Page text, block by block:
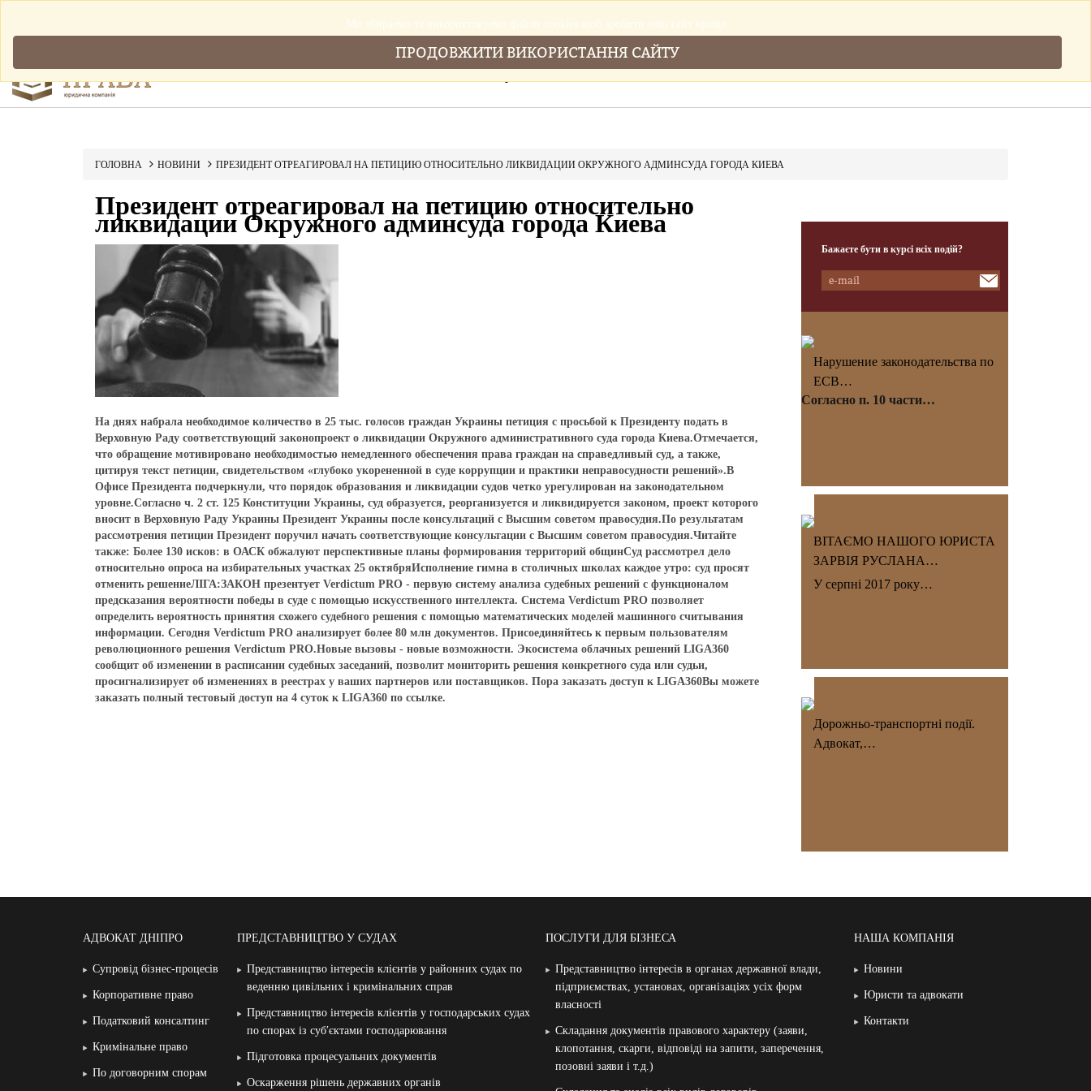
Головна Послуги Новини Cтатті Клієнти Наша Команда Контакти
ГОЛОВНА НОВИНИ ПРЕЗИДЕНТ ОТРЕАГИРОВАЛ НА ПЕТИЦИЮ ОТНОСИТЕЛЬНО ЛИКВИДАЦИИ ОКРУЖНОГО АДМИНСУДА ГОРОДА КИЕВА
Президент отреагировал на петицию относительно
ликвидации Окружного админсуда города Киева
На днях набрала необходимое количество в 25 тыс. голосов граждан Украины петиция с просьбой к Президенту подать в
Верховную Раду соответствующий законопроект о ликвидации Окружного административного суда города Киева.Отмечается,
что обращение мотивировано необходимостью немедленного обеспечения права граждан на справедливый суд, а также,
цитируя текст петиции, свидетельством «глубоко укорененной в суде коррупции и практики неправосудности решений».В
Офисе Президента подчеркнули, что порядок образования и ликвидации судов четко урегулирован на законодательном
уровне.Согласно ч. 2 ст. 125 Конституции Украины, суд образуется, реорганизуется и ликвидируется законом, проект которого
вносит в Верховную Раду Украины Президент Украины после консультаций с Высшим советом правосудия.По результатам
рассмотрения петиции Президент поручил начать соответствующие консультации с Высшим советом правосудия.Читайте
также: Более 130 исков: в ОАСК обжалуют перспективные планы формирования территорий общинСуд рассмотрел дело
относительно опроса на избирательных участках 25 октябряИсполнение гимна в столичных школах каждое утро: суд просят
отменить решениеЛІГА:ЗАКОН презентует Verdictum PRO - первую систему анализа судебных решений с функционалом
предсказания вероятности победы в суде с помощью искусственного интеллекта. Система Verdictum PRO позволяет
определить вероятность принятия схожего судебного решения с помощью математических моделей машинного считывания
информации. Сегодня Verdictum PRO анализирует более 80 млн документов. Присоединяйтесь к первым пользователям
революционного решения Verdictum PRO.Новые вызовы - новые возможности. Экосистема облачных решений LIGA360
сообщит об изменении в расписании судебных заседаний, позволит мониторить решения конкретного суда или судьи,
просигнализирует об изменениях в реестрах у ваших партнеров или поставщиков. Пора заказать доступ к LIGA360Вы можете
заказать полный тестовый доступ на 4 суток к LIGA360 по ссылке.
Бажаєте бути в курсі всіх подій?
Нарушение законодательства по
ЕСВ…
Согласно п. 10 части…
ВІТАЄМО НАШОГО ЮРИСТА
ЗАРВІЯ РУСЛАНА…
У серпні 2017 року…
Дорожньо-транспортні події.
Адвокат,…
АДВОКАТ ДНІПРО
Супровід бізнес-процесів
Корпоративне право
Податковий консалтинг
Кримінальне право
По договорним спорам
ПРЕДСТАВНИЦТВО У СУДАХ
Представництво інтересів клієнтів у районних судах по
веденню цивільних і кримінальних справ
Представництво інтересів клієнтів у господарських судах
по спорах із суб′єктами господарювання
Підготовка процесуальних документів
Оскарження рішень державних органів
ПОСЛУГИ ДЛЯ БІЗНЕСА
Представництво інтересів в органах державної влади,
підприємствах, установах, організаціях усіх форм
власності
Складання документів правового характеру (заяви,
клопотання, скарги, відповіді на запити, заперечення,
позовні заяви і т.д.)
НАША КОМПАНІЯ
Новини
Юристи та адвокати
Контакти
Ми збираемо та використовуемо файли cookies щоб зробити наш сайт краще.
ПРОДОВЖИТИ ВИКОРИСТАННЯ САЙТУ